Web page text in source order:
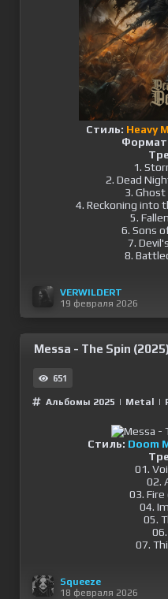
Стиль: Heavy
1.
2. Dead
3. Ghost
4. Reckoning into
5.
6. Sons
7.
8.
VERWILDERT
19 февраля 2026
Messa - The Spin
651
Альбомы 2025 | Metal |
Стиль: Doom
01.
02.
03.
04.
05.
07.
Squeeze
18 февраля 2026